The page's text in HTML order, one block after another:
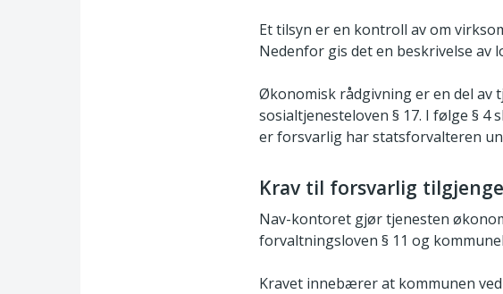
Et tilsyn er en kontroll av om
Nedenfor gis det en beskrivelse av
Økonomisk rådgivning er en del av
sosialtjenesteloven § 17. I følge §
er forsvarlig har statsforvalteren
Krav til forsvarlig
Nav-kontoret gjør tjenesten
forvaltningsloven § 11 og
Kravet innebærer at kommunen